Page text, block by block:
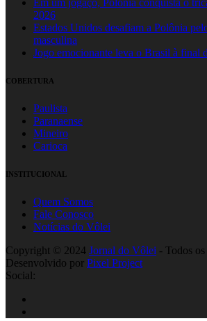
2026
Estados Unidos desafiam a Polônia
masculina
Jogo emocionante leva o Brasil à final
COBERTURA
Paulista
Paranaense
Mineiro
Carioca
INSTITUCIONAL
Quem Somos
Fale Conosco
Notícias do Vôlei
Copyright © 2024 Jornal do Vôlei - Todos
Desenvolvido por Pixel Project
Social: